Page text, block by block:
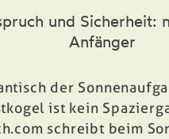
und Sicherheit:
Anfänger
der
ist kein
schreibt beim